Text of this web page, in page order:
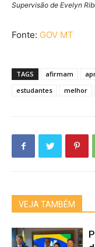
Supervisão de Evelyn
Fonte: GOV MT
TAGS afirmam
estudantes
melhor
VEJA TAMBÉM